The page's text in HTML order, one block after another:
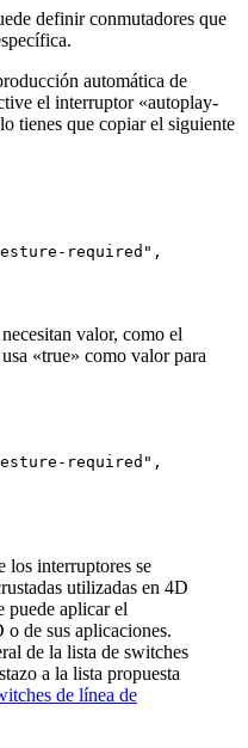
definir conmutadores que
automática de
el interruptor «autoplay-
tienes que copiar el siguiente
required",
valor, como el
«true» como valor para
required",
los interruptores se
utilizadas en 4D
aplicar el
de sus aplicaciones.
de la lista de switches
a la lista propuesta
de línea de